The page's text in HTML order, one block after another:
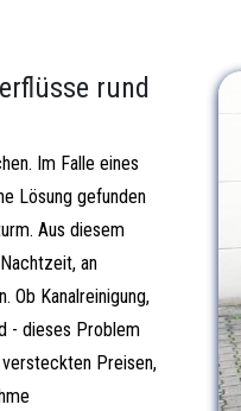
rund
Im Falle eines
Lösung gefunden
Aus diesem
an
Ob Kanalreinigung,
- dieses Problem
Preisen,